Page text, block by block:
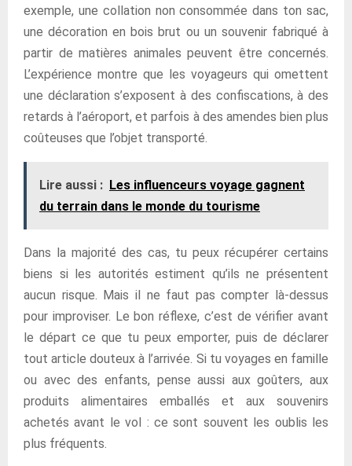
exemple, une collation non consommée dans ton sac,
une décoration en bois brut ou un souvenir fabriqué à
partir de matières animales peuvent être concernés.
L’expérience montre que les voyageurs qui omettent
une déclaration s’exposent à des confiscations, à des
retards à l’aéroport, et parfois à des amendes bien plus
coûteuses que l’objet transporté.
Lire aussi : Les influenceurs voyage gagnent
du terrain dans le monde du tourisme
Dans la majorité des cas, tu peux récupérer certains
biens si les autorités estiment qu’ils ne présentent
aucun risque. Mais il ne faut pas compter là-dessus
pour improviser. Le bon réflexe, c’est de vérifier avant
le départ ce que tu peux emporter, puis de déclarer
tout article douteux à l’arrivée. Si tu voyages en famille
ou avec des enfants, pense aussi aux goûters, aux
produits alimentaires emballés et aux souvenirs
achetés avant le vol : ce sont souvent les oublis les
plus fréquents.